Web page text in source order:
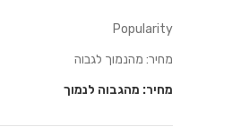
Popularity
מחיר: מהנמוך לגבוה
מחיר: מהגבוה לנמוך